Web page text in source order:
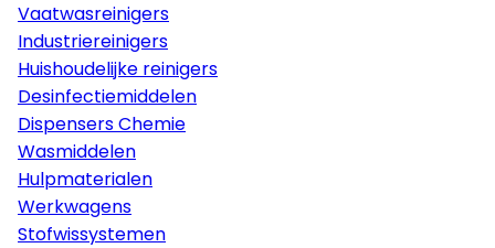
Vaatwasreinigers
Industriereinigers
Huishoudelijke reinigers
Desinfectiemiddelen
Dispensers Chemie
Wasmiddelen
Hulpmaterialen
Werkwagens
Stofwissystemen